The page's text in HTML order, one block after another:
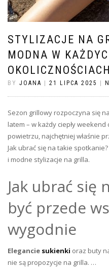
STYLIZACJE NA
MODNA W
OKOLICZNOŚCIACH
BY JOANA 21 LIPCA 2025
Sezon grillowy rozpoczyna się
latem – w każdy ciepły
powietrzu, najchętniej właśnie
Jak ubrać się na takie
i modne stylizacje na grilla.
Jak ubrać się
być przede
wygodnie
Elegancie sukienki oraz buty
nie są propozycje na grilla. …